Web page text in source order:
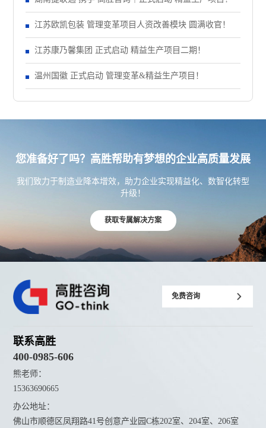
江苏欧凯包装 管理变革项目人资改善模块 圆满收官！
江苏康乃馨集团 正式启动 精益生产项目二期！
温州国徽 正式启动 管理变革&精益生产项目！
您准备好了吗？高胜帮助有梦想的企业高质量发展
我们致力于制造业降本增效，助力企业实现精益化、数智化转型
升级！
获取专属解决方案
免费咨询
联系高胜
400-0985-606
熊老师：
15363690665
办公地址：
佛山市顺德区凤翔路41号创意产业园C栋202室、204室、206室